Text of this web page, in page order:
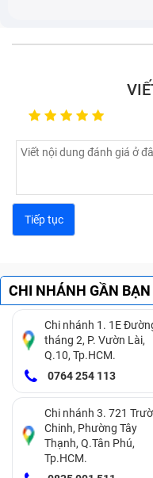
Tại sao cần
Việcthay màn hình
trọng để bảo vệ điện
nghiêm trọng hơn.
bạn có thể gặp phải
Màn hình bị hỏng
được nữa, gây mất
việc, học tập, giải trí
CHI NHÁNH GẦN BẠN
Chi nhánh 1. 1E
tháng 2, P. Vườn Lài,
Q.10, Tp.HCM.
0764 254 113
Chi nhánh 3. 721
Chinh, Phường Tây
Thạnh, Q.Tân Phú,
Tp.HCM.